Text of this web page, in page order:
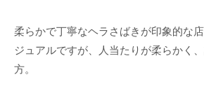
柔らかで丁寧なヘラさばきが印象的な
ジュアルですが、人当たりが柔らかく
方。